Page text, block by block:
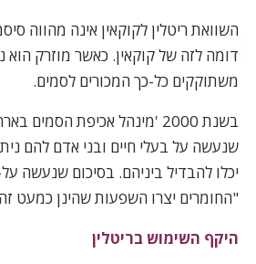
השוואת ריטלין לקוקאין אינה מהווה
דומה לזה של קוקאין. כאשר מוזרק
משתוקקים כל-כך המכורים לסמים.
שנעשה על בעלי חיים ובני אדם להם
"החומרים יצרו השפעות שהינן כמעט
היקף השימוש בריטלין